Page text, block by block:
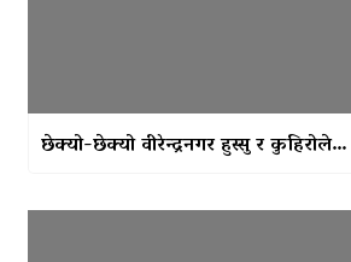
छेक्यो-छेक्यो वीरेन्द्रनगर हुस्सु र कुहिरोले…